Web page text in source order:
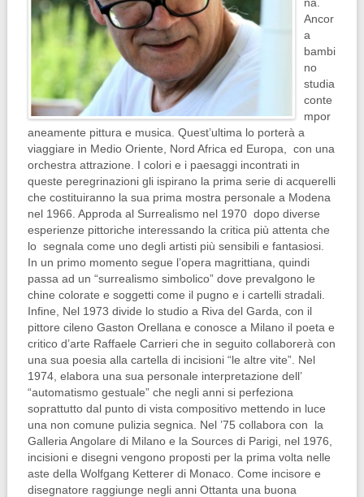
na.
Ancor
a
bambi
no
studia
conte
mpor
aneamente pittura e musica. Quest’ultima lo porterà a
viaggiare in Medio Oriente, Nord Africa ed Europa, con una
orchestra attrazione. I colori e i paesaggi incontrati in
queste peregrinazioni gli ispirano la prima serie di acquerelli
che costituiranno la sua prima mostra personale a Modena
nel 1966. Approda al Surrealismo nel 1970 dopo diverse
esperienze pittoriche interessando la critica più attenta che
lo segnala come uno degli artisti più sensibili e fantasiosi.
In un primo momento segue l’opera magrittiana, quindi
passa ad un “surrealismo simbolico” dove prevalgono le
chine colorate e soggetti come il pugno e i cartelli stradali.
Infine, Nel 1973 divide lo studio a Riva del Garda, con il
pittore cileno Gaston Orellana e conosce a Milano il poeta e
critico d’arte Raffaele Carrieri che in seguito collaborerà con
una sua poesia alla cartella di incisioni “le altre vite”. Nel
1974, elabora una sua personale interpretazione dell’
“automatismo gestuale” che negli anni si perfeziona
soprattutto dal punto di vista compositivo mettendo in luce
una non comune pulizia segnica. Nel ’75 collabora con la
Galleria Angolare di Milano e la Sources di Parigi, nel 1976,
incisioni e disegni vengono proposti per la prima volta nelle
aste della Wolfgang Ketterer di Monaco. Come incisore e
disegnatore raggiunge negli anni Ottanta una buona